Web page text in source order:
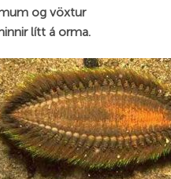
og vöxtur
lítt á orma.